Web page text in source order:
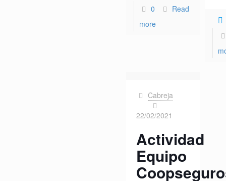
0
Read
more
Cabreja
22/02/2021
Actividad
Equipo